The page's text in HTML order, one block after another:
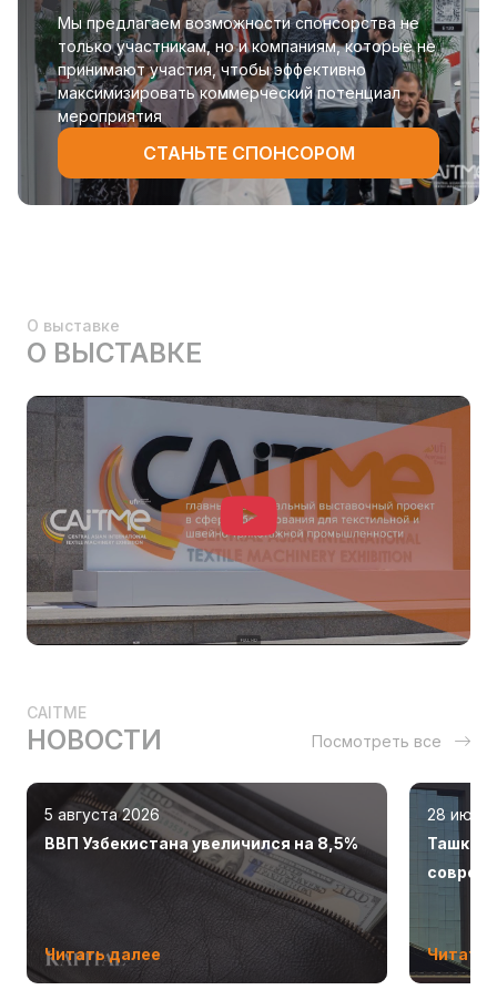
Мы предлагаем возможности спонсорства не
только участникам, но и компаниям, которые не
принимают участия, чтобы эффективно
максимизировать коммерческий потенциал
мероприятия
СТАНЬТЕ СПОНСОРОМ
О выставке
О ВЫСТАВКЕ
CAITME
НОВОСТИ Посмотреть все
5 августа 2026
ВВП Узбекистана увеличился на 8,5%
Читать далее
28 июля
Читать